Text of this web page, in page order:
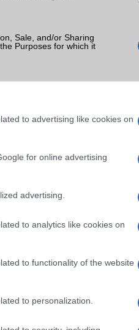
Sale, and/or Sharing
Purposes for which it
to advertising like cookies on
for online advertising
advertising.
to analytics like cookies on
to functionality of the website
to personalization.
v5,x
v5 (ac)
Nincs